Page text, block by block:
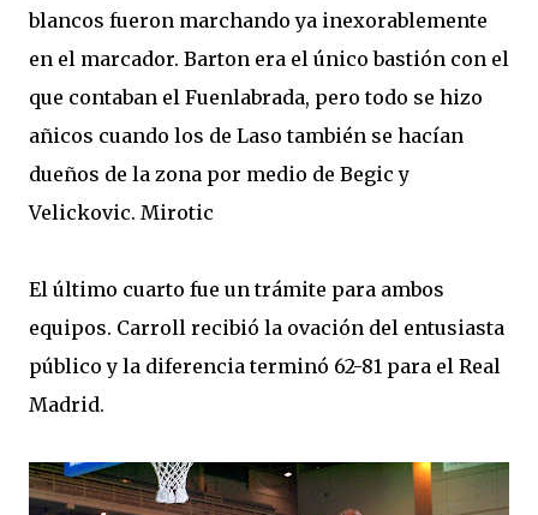
blancos fueron marchando ya inexorablemente
en el marcador. Barton era el único bastión con el
que contaban el Fuenlabrada, pero todo se hizo
añicos cuando los de Laso también se hacían
dueños de la zona por medio de Begic y
Velickovic. Mirotic
El último cuarto fue un trámite para ambos
equipos. Carroll recibió la ovación del entusiasta
público y la diferencia terminó 62-81 para el Real
Madrid.